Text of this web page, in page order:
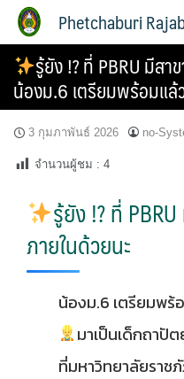
Phetchaburi
รู้ยัง !? ที่ PBRU มีส
น้องม.6 เตรียมพร้อมแล้
3 กุมภาพันธ์ 2026 no-
จำนวนผู้ชม : 4
รู้ยัง !? ที่
ภายในด้วยนะ
น้องม.6 เตรียมพร้
มาเป็นเด็กถาปัต
ที่มหาวิทยาลัยราช